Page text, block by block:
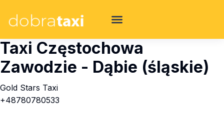
Taxi Częstochowa
Zawodzie - Dąbie (śląskie)
Gold Stars Taxi
+48780780533